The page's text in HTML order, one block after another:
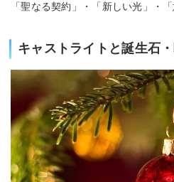
「聖なる契約」・「新しい光」・
キャストライトと誕生石